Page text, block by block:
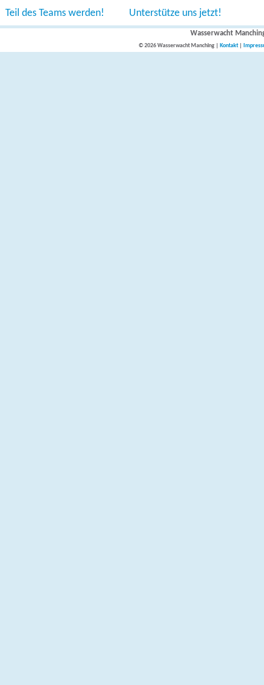
Teil des Teams werden! Unterstütze uns jetzt!
Wasserwacht
© 2026 Wasserwacht Manching | Kontakt|